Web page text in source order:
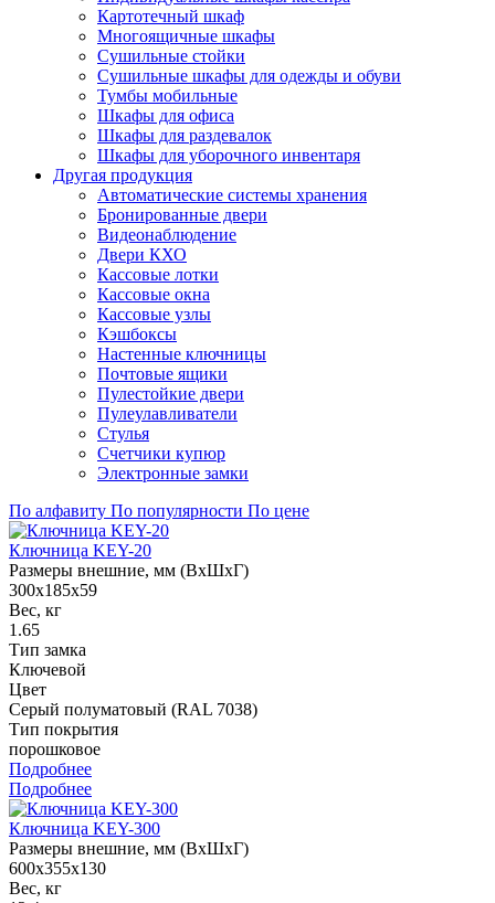
Картотечный шкаф
Многоящичные шкафы
Сушильные стойки
Сушильные шкафы для одежды и обуви
Тумбы мобильные
Шкафы для офиса
Шкафы для раздевалок
Шкафы для уборочного инвентаря
Другая продукция
Автоматические системы хранения
Бронированные двери
Видеонаблюдение
Двери КХО
Кассовые лотки
Кассовые окна
Кассовые узлы
Кэшбоксы
Настенные ключницы
Почтовые ящики
Пулестойкие двери
Пулеулавливатели
Стулья
Счетчики купюр
Электронные замки
По алфавиту По популярности По цене
Ключница KEY-20
Размеры внешние, мм (ВхШхГ)
300x185x59
Вес, кг
1.65
Тип замка
Ключевой
Цвет
Серый полуматовый (RAL 7038)
Тип покрытия
порошковое
Подробнее
Подробнее
Ключница KEY-300
Размеры внешние, мм (ВхШхГ)
600x355x130
Вес, кг